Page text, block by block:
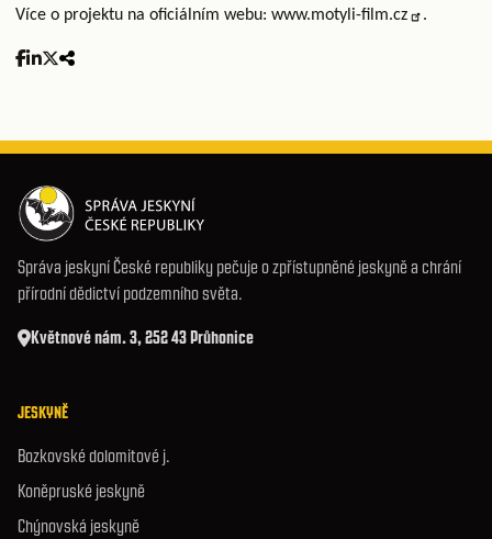
Více o projektu na oficiálním webu: www.motyli-film.cz .
Správa jeskyní České republiky pečuje o zpřístupněné jeskyně a chrání
přírodní dědictví podzemního světa.
Květnové nám. 3, 252 43 Průhonice
JESKYNĚ
Bozkovské dolomitové j.
Koněpruské jeskyně
Chýnovská jeskyně